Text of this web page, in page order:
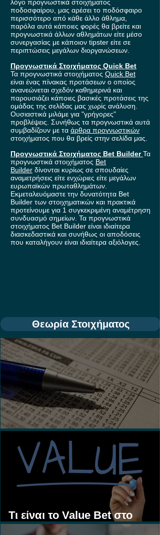
λόγο προγνωστικά στοιχήματος
ποδοσφαίρου, μας αρέσει το ποδόσφαιρο
περισσότερο από κάθε άλλο άθλημα,
παρόλα αυτά κάποιες φορές θα βρείτε και
προγνωστικά άλλων αθλημάτων είτε μέσο
συνεργασίας με κάποιον tipster είτε σε
περιπτώσεις μεγάλων διοργανώσεων.
Προγνωστικά Στοιχήματος Quick Bet
Τα προγνωστικά στοιχήματος Quick Bet
είναι ένας πίνακας προτάσεων ο οποίος
ανανεώνεται σχεδόν καθημερινά και
παρουσιάζει κάποιες βασικές προτάσεις της
ομάδας της σελίδας μας χωρίς ανάλυση.
Ουσιαστικά μιλάμε για "γρήγορες"
προβλέψεις. Συνήθως τα προγνωστικά αυτά
συμβαδίζουν με τα άρθρα προγνωστικών
στοιχήματος που θα βρείς στην σελίδα μας.
Προγνωστικά Στοιχήματος Bet BuilderΤα
προγνωστικά στοιχήματος Bet
Builder δίνονται κυρίως σε σπουδαίες
αναμετρήσεις είτε ενχώριες είτε μεγάλων
ευρωπαϊκών πρωταθλημάτων.
Εκμεταλευόμαστε την δυνατότητα Bet
Builder των στοιχηματικών και πρακτικά
προτείνουμε για 1 συγκεκριμένη αναμέτρηση
συνδυασμό σημείων. Τα προγνωστικά
στοιχήματος Bet Builder είναι ιδιαίτερα
διασκεδαστικά και συνήθως οι αποδόσεις
που καταλήγουν είναι ιδιαίτερα αξιόλογες.
Θεωρία Στοιχήματος
Τι είναι τα Ασιατικά Χάντικαπ;
Τι είναι το Value Bet στο
Στοίχημα;